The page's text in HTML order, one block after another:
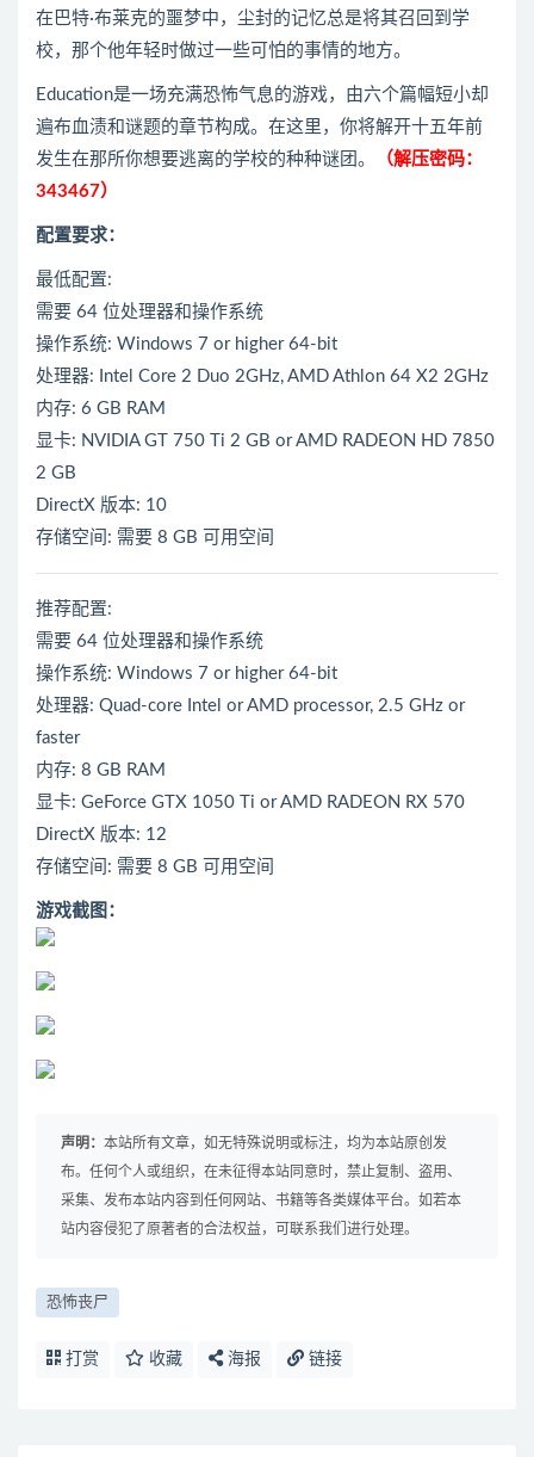
在巴特·布莱克的噩梦中，尘封的记忆总是将其召回到学
校，那个他年轻时做过一些可怕的事情的地方。
Education是一场充满恐怖气息的游戏，由六个篇幅短小却
遍布血渍和谜题的章节构成。在这里，你将解开十五年前
发生在那所你想要逃离的学校的种种谜团。
（解压密码：
343467）
配置要求：
最低配置:
需要 64 位处理器和操作系统
操作系统: Windows 7 or higher 64-bit
处理器: Intel Core 2 Duo 2GHz, AMD Athlon 64 X2 2GHz
内存: 6 GB RAM
显卡: NVIDIA GT 750 Ti 2 GB or AMD RADEON HD 7850
2 GB
DirectX 版本: 10
存储空间: 需要 8 GB 可用空间
推荐配置:
需要 64 位处理器和操作系统
操作系统: Windows 7 or higher 64-bit
处理器: Quad-core Intel or AMD processor, 2.5 GHz or
faster
内存: 8 GB RAM
显卡: GeForce GTX 1050 Ti or AMD RADEON RX 570
DirectX 版本: 12
存储空间: 需要 8 GB 可用空间
游戏截图：
声明： 本站所有文章，如无特殊说明或标注，均为本站原创发
布。任何个人或组织，在未征得本站同意时，禁止复制、盗用、
采集、发布本站内容到任何网站、书籍等各类媒体平台。如若本
站内容侵犯了原著者的合法权益，可联系我们进行处理。
恐怖丧尸
打赏 收藏 海报 链接